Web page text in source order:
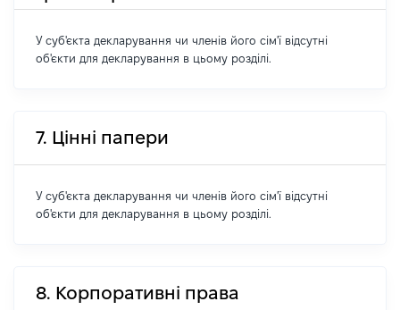
У суб'єкта декларування чи членів його сім'ї відсутні
об'єкти для декларування в цьому розділі.
7. Цінні папери
У суб'єкта декларування чи членів його сім'ї відсутні
об'єкти для декларування в цьому розділі.
8. Корпоративні права